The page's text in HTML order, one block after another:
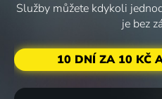
Služby můžete kdykoli
je bez
10 DNÍ ZA 10 KČ